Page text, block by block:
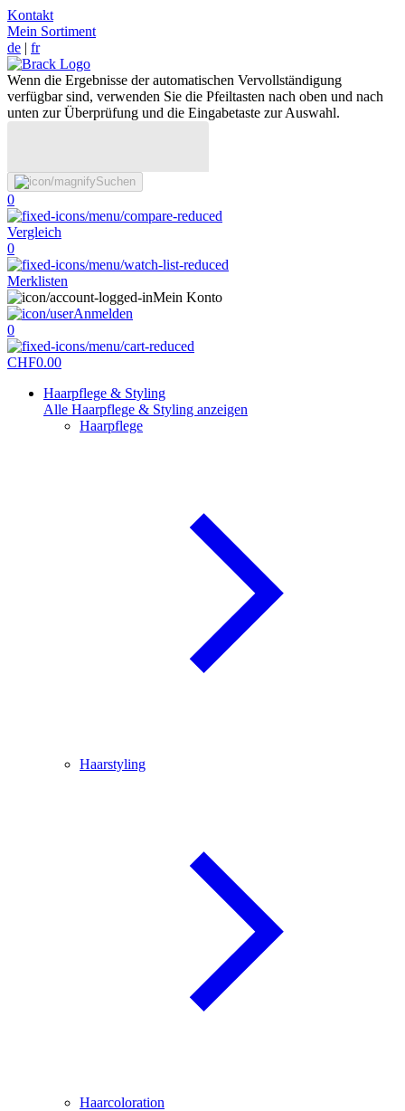
Kontakt
Mein Sortiment
de | fr
Wenn die Ergebnisse der automatischen Vervollständigung
verfügbar sind, verwenden Sie die Pfeiltasten nach oben und nach
unten zur Überprüfung und die Eingabetaste zur Auswahl.
Suchen
0
Vergleich
0
Merklisten
Mein Konto
Anmelden
0
CHF0.00
Haarpflege & Styling
Alle Haarpflege & Styling anzeigen
Haarpflege
Haarstyling
Haarcoloration